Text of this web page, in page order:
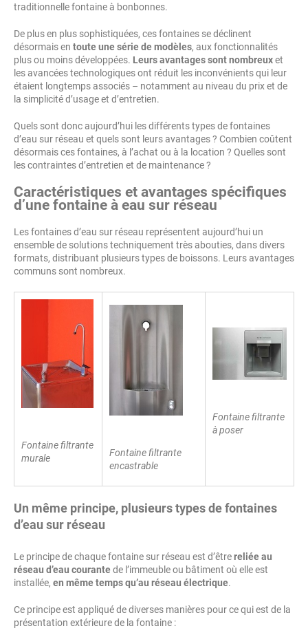
traditionnelle fontaine à bonbonnes.
De plus en plus sophistiquées, ces fontaines se déclinent
désormais en toute une série de modèles, aux fonctionnalités
plus ou moins développées. Leurs avantages sont nombreuxet
les avancées technologiques ont réduit les inconvénients qui leur
étaient longtemps associés – notamment au niveau du prix et de
la simplicité d’usage et d’entretien.
Quels sont donc aujourd’hui les différents types de fontaines
d’eau sur réseau et quels sont leurs avantages ? Combien coûtent
désormais ces fontaines, à l’achat ou à la location ? Quelles sont
les contraintes d’entretien et de maintenance ?
Caractéristiques et avantages spécifiques
d’une fontaine à eau sur réseau
Les fontaines d’eau sur réseau représentent aujourd’hui un
ensemble de solutions techniquement très abouties, dans divers
formats, distribuant plusieurs types de boissons. Leurs avantages
communs sont nombreux.
Fontaine filtrante
murale
Fontaine filtrante
encastrable
Fontaine filtrante
à poser
Un même principe, plusieurs types de fontaines
d’eau sur réseau
Le principe de chaque fontaine sur réseau est d’êtrereliée au
réseau d’eau courantede l’immeuble ou bâtiment où elle est
installée, en même temps qu’au réseau électrique.
Ce principe est appliqué de diverses manières pour ce qui est de la
présentation extérieure de la fontaine :